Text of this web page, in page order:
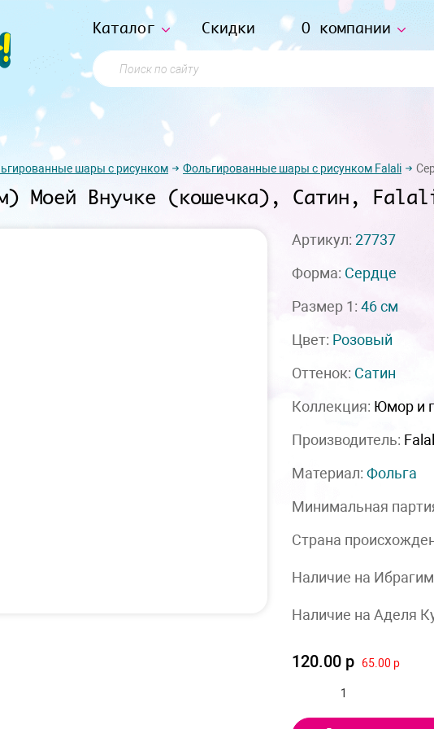
Каталог Скидки О компании
Поиск по сайту
шары с рисунком Фольгированные шары с рисунком Falali
Моей Внучке (кошечка), Сатин,
Артикул: 27737
Форма: Сердце
Размер 1: 46 см
Цвет: Розовый
Оттенок: Сатин
Коллекция: Юмор и
Производитель:
Материал: Фольга
Минимальная
Страна
Наличие на
Наличие на Аделя
120.00 р 65.00 р